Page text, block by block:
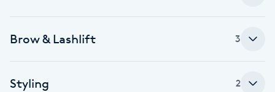
Fotvård
Fransar
Brow & Lashlift 3
Styling 2